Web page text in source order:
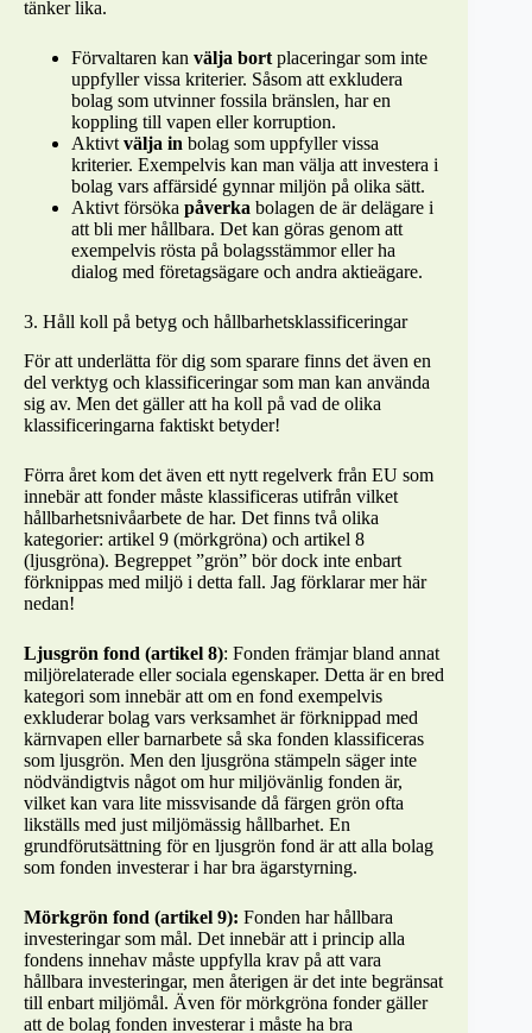
tänker lika.
Förvaltaren kan välja bort placeringar som inte
uppfyller vissa kriterier. Såsom att exkludera
bolag som utvinner fossila bränslen, har en
koppling till vapen eller korruption.
Aktivt välja in bolag som uppfyller vissa
kriterier. Exempelvis kan man välja att investera i
bolag vars affärsidé gynnar miljön på olika sätt.
Aktivt försöka påverka bolagen de är delägare i
att bli mer hållbara. Det kan göras genom att
exempelvis rösta på bolagsstämmor eller ha
dialog med företagsägare och andra aktieägare.
3. Håll koll på betyg och hållbarhetsklassificeringar
För att underlätta för dig som sparare finns det även en
del verktyg och klassificeringar som man kan använda
sig av. Men det gäller att ha koll på vad de olika
klassificeringarna faktiskt betyder!
Förra året kom det även ett nytt regelverk från EU som
innebär att fonder måste klassificeras utifrån vilket
hållbarhetsnivåarbete de har. Det finns två olika
kategorier: artikel 9 (mörkgröna) och artikel 8
(ljusgröna). Begreppet ”grön” bör dock inte enbart
förknippas med miljö i detta fall. Jag förklarar mer här
nedan!
Ljusgrön fond (artikel 8): Fonden främjar bland annat
miljörelaterade eller sociala egenskaper. Detta är en bred
kategori som innebär att om en fond exempelvis
exkluderar bolag vars verksamhet är förknippad med
kärnvapen eller barnarbete så ska fonden klassificeras
som ljusgrön. Men den ljusgröna stämpeln säger inte
nödvändigtvis något om hur miljövänlig fonden är,
vilket kan vara lite missvisande då färgen grön ofta
likställs med just miljömässig hållbarhet. En
grundförutsättning för en ljusgrön fond är att alla bolag
som fonden investerar i har bra ägarstyrning.
Mörkgrön fond (artikel 9): Fonden har hållbara
investeringar som mål. Det innebär att i princip alla
fondens innehav måste uppfylla krav på att vara
hållbara investeringar, men återigen är det inte begränsat
till enbart miljömål. Även för mörkgröna fonder gäller
att de bolag fonden investerar i måste ha bra